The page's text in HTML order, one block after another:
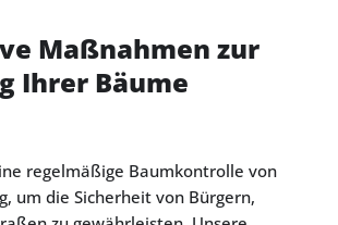
Maßnahmen zur
Ihrer Bäume
regelmäßige Baumkontrolle von
um die Sicherheit von Bürgern,